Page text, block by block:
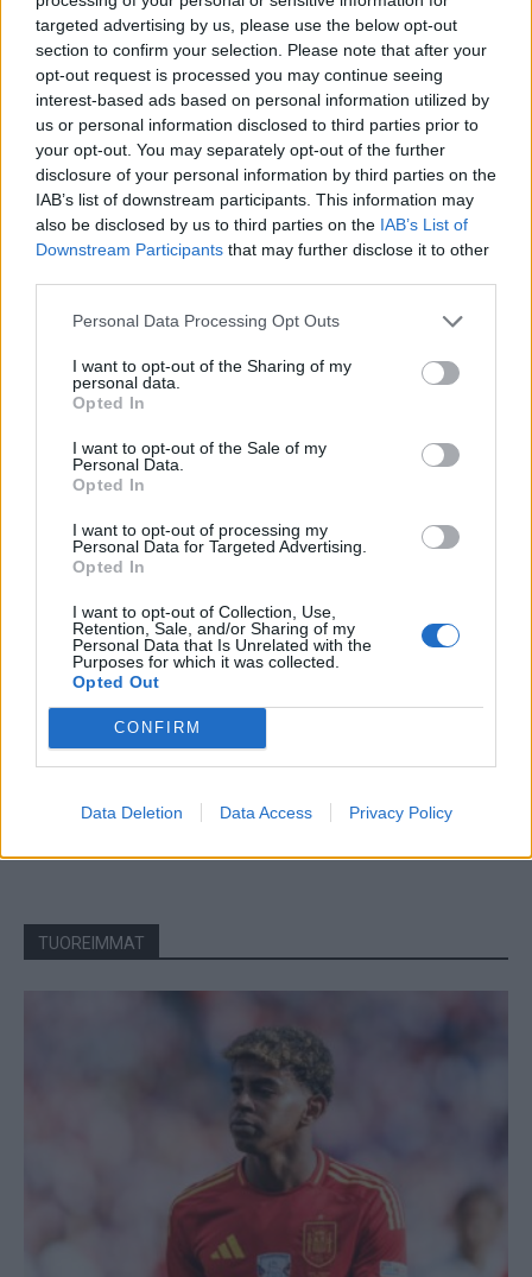
targeted advertising by us, please use the below opt-out
section to confirm your selection. Please note that after your
opt-out request is processed you may continue seeing
interest-based ads based on personal information utilized by
us or personal information disclosed to third parties prior to
your opt-out. You may separately opt-out of the further
disclosure of your personal information by third parties on the
IAB’s list of downstream participants. This information may
also be disclosed by us to third parties on the IAB’s List of
Downstream Participants that may further disclose it to other
Personal Data Processing Opt Outs
I want to opt-out of the Sharing of my
personal data.
Opted In
I want to opt-out of the Sale of my
Personal Data.
Opted In
I want to opt-out of processing my
Personal Data for Targeted Advertising.
Opted In
I want to opt-out of Collection, Use,
Retention, Sale, and/or Sharing of my
Personal Data that Is Unrelated with the
Purposes for which it was collected.
Opted Out
CONFIRM
Data Deletion Data Access Privacy Policy
LIITTYVÄT ARTIKKELIT LISÄÄ TEKIJÄLTÄ
Jalkapallon MM-kisat 2026
Pudotuspelit – tässä kaavio
Argentiinan joukkue jalkapallon MM-
Espanjan joukkue jalkapallon MM-
kisoihin 2026
TUOREIMMAT